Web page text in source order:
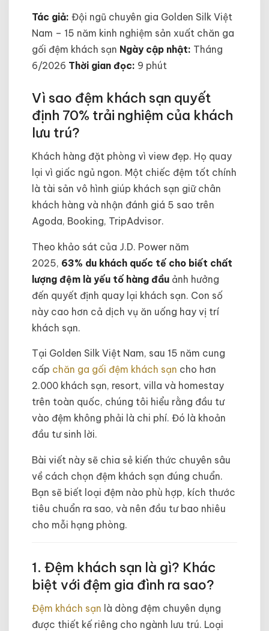
Tác giả: Đội ngũ chuyên gia Golden Silk Việt
Nam – 15 năm kinh nghiệm sản xuất chăn ga
gối đệm khách sạn Ngày cập nhật: Tháng
6/2026 Thời gian đọc: 9 phút
Vì sao đệm khách sạn quyết
định 70% trải nghiệm của khách
lưu trú?
Khách hàng đặt phòng vì view đẹp. Họ quay
lại vì giấc ngủ ngon. Một chiếc đệm tốt chính
là tài sản vô hình giúp khách sạn giữ chân
khách hàng và nhận đánh giá 5 sao trên
Agoda, Booking, TripAdvisor.
Theo khảo sát của J.D. Power năm
2025, 63% du khách quốc tế cho biết chất
lượng đệm là yếu tố hàng đầu ảnh hưởng
đến quyết định quay lại khách sạn. Con số
này cao hơn cả dịch vụ ăn uống hay vị trí
khách sạn.
Tại Golden Silk Việt Nam, sau 15 năm cung
cấp chăn ga gối đệm khách sạn cho hơn
2.000 khách sạn, resort, villa và homestay
trên toàn quốc, chúng tôi hiểu rằng đầu tư
vào đệm không phải là chi phí. Đó là khoản
đầu tư sinh lời.
Bài viết này sẽ chia sẻ kiến thức chuyên sâu
về cách chọn đệm khách sạn đúng chuẩn.
Bạn sẽ biết loại đệm nào phù hợp, kích thước
tiêu chuẩn ra sao, và nên đầu tư bao nhiêu
cho mỗi hạng phòng.
1. Đệm khách sạn là gì? Khác
biệt với đệm gia đình ra sao?
Đệm khách sạn là dòng đệm chuyên dụng
được thiết kế riêng cho ngành lưu trú. Loại